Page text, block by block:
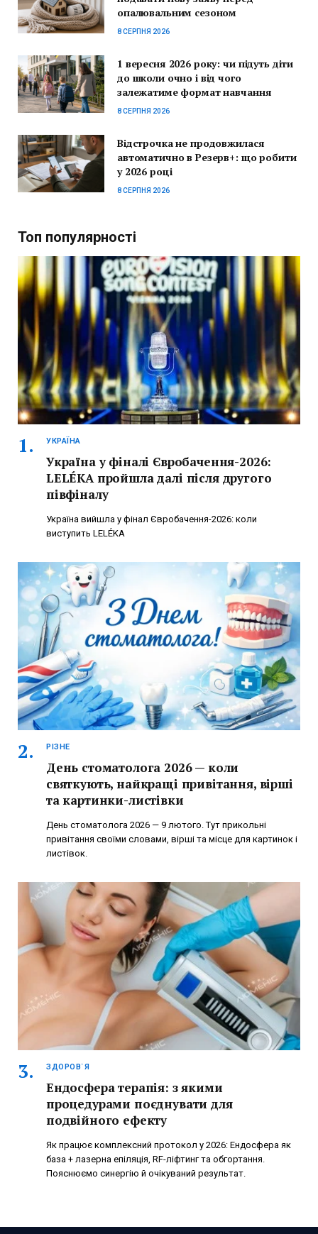
опалювальним сезоном
8 СЕРПНЯ 2026
1 вересня 2026 року: чи підуть діти
до школи очно і від чого
залежатиме формат навчання
8 СЕРПНЯ 2026
Відстрочка не продовжилася
автоматично в Резерв+: що робити
у 2026 році
8 СЕРПНЯ 2026
Топ популярності
УКРАЇНА
Україна у фіналі Євробачення-2026:
LELÉKA пройшла далі після другого
півфіналу
Україна вийшла у фінал Євробачення-2026: коли
виступить LELÉKA
РІЗНЕ
День стоматолога 2026 — коли
святкують, найкращі привітання, вірші
та картинки-листівки
День стоматолога 2026 — 9 лютого. Тут прикольні
привітання своїми словами, вірші та місце для картинок і
листівок.
ЗДОРОВ`Я
Ендосфера терапія: з якими
процедурами поєднувати для
подвійного ефекту
Як працює комплексний протокол у 2026: Ендосфера як
база + лазерна епіляція, RF-ліфтинг та обгортання.
Пояснюємо синергію й очікуваний результат.